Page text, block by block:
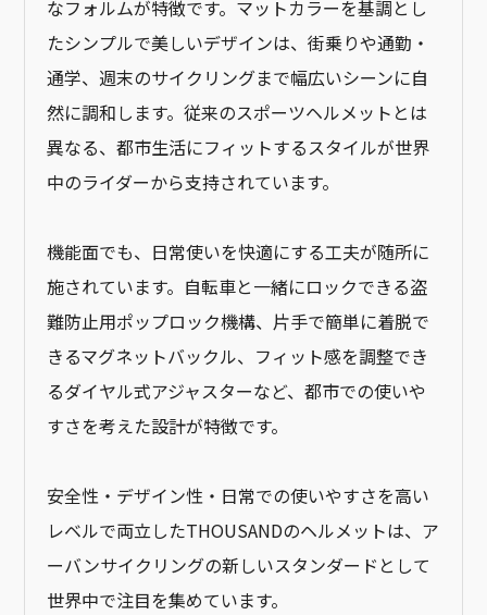
なフォルムが特徴です。マットカラーを基調とし
たシンプルで美しいデザインは、街乗りや通勤・
通学、週末のサイクリングまで幅広いシーンに自
然に調和します。従来のスポーツヘルメットとは
異なる、都市生活にフィットするスタイルが世界
中のライダーから支持されています。
機能面でも、日常使いを快適にする工夫が随所に
施されています。自転車と一緒にロックできる盗
難防止用ポップロック機構、片手で簡単に着脱で
きるマグネットバックル、フィット感を調整でき
るダイヤル式アジャスターなど、都市での使いや
すさを考えた設計が特徴です。
安全性・デザイン性・日常での使いやすさを高い
レベルで両立したTHOUSANDのヘルメットは、ア
ーバンサイクリングの新しいスタンダードとして
世界中で注目を集めています。